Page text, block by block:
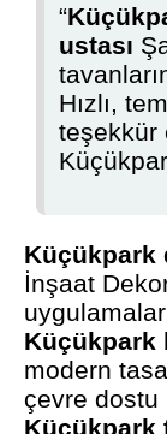
“
ustası
Hızlı,
teşekkür
Küçükpark
İnşaat
Küçükpark
modern
çevre dostu
Küçükpark